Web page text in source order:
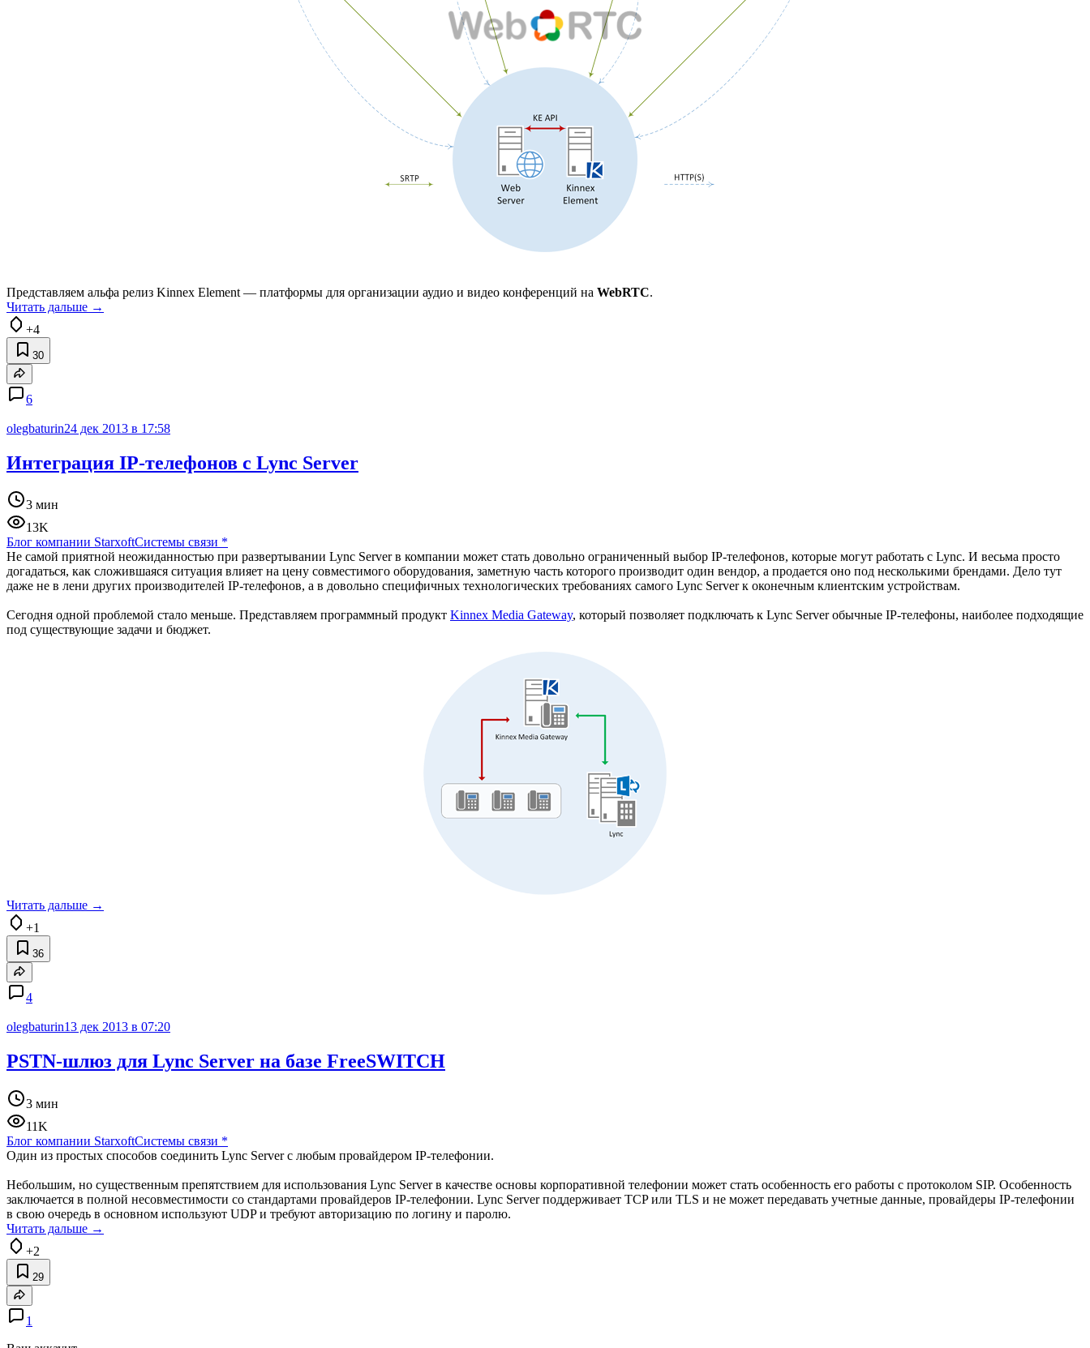
Представляем альфа релиз Kinnex Element — платформы для организации аудио и видео конференций на WebRTC.
Читать дальше →
+4
30
6
olegbaturin24 дек 2013 в 17:58
Интеграция IP-телефонов с Lync Server
3 мин
13K
Блог компании StarxoftСистемы связи *
Не самой приятной неожиданностью при развертывании Lync Server в компании может стать довольно ограниченный выбор IP-телефонов, которые могут работать с Lync. И весьма просто
догадаться, как сложившаяся ситуация влияет на цену совместимого оборудования, заметную часть которого производит один вендор, а продается оно под несколькими брендами. Дело тут
даже не в лени других производителей IP-телефонов, а в довольно специфичных технологических требованиях самого Lync Server к оконечным клиентским устройствам.
Сегодня одной проблемой стало меньше. Представляем программный продукт Kinnex Media Gateway, который позволяет подключать к Lync Server обычные IP-телефоны, наиболее подходящие
под существующие задачи и бюджет.
Читать дальше →
+1
36
4
olegbaturin13 дек 2013 в 07:20
PSTN-шлюз для Lync Server на базе FreeSWITCH
3 мин
11K
Блог компании StarxoftСистемы связи *
Один из простых способов соединить Lync Server с любым провайдером IP-телефонии.
Небольшим, но существенным препятствием для использования Lync Server в качестве основы корпоративной телефонии может стать особенность его работы с протоколом SIP. Особенность
заключается в полной несовместимости со стандартами провайдеров IP-телефонии. Lync Server поддерживает TCP или TLS и не может передавать учетные данные, провайдеры IP-телефонии
в свою очередь в основном используют UDP и требуют авторизацию по логину и паролю.
Читать дальше →
+2
29
1